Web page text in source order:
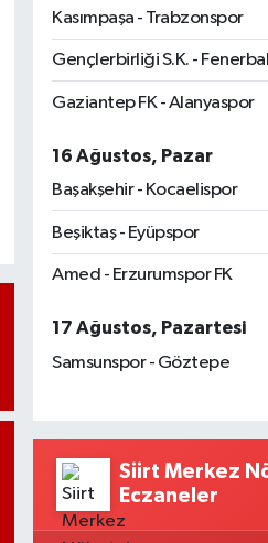
Kasımpaşa - Trabzonspor
Gençlerbirliği S.K. -
Gaziantep FK - Alanyaspor
16 Ağustos, Pazar
Başakşehir - Kocaelispor
Beşiktaş - Eyüpspor
Amed - Erzurumspor FK
17 Ağustos, Pazartesi
Samsunspor - Göztepe
Siirt Merkez
Eczaneler